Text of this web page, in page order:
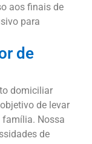
aos finais de
para
de
domiciliar
de levar
família. Nossa
de